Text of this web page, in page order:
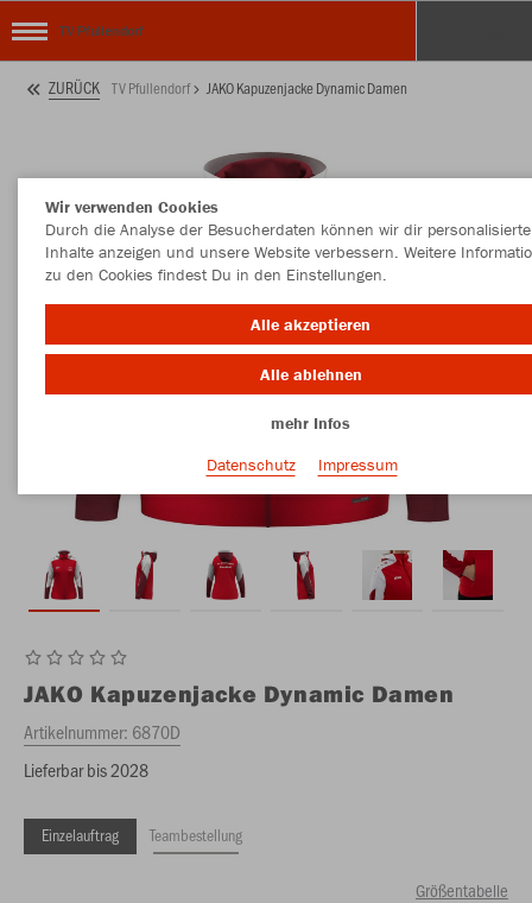
TV Pfullendorf
ZURÜCK TV Pfullendorf JAKO Kapuzenjacke Dynamic Damen
JAKO Kapuzenjacke Dynamic Damen
Artikelnummer: 6870D
Lieferbar bis 2028
Einzelauftrag Teambestellung
Größentabelle
Wir verwenden Cookies
Durch die Analyse der Besucherdaten können wir dir personalisierte
Inhalte anzeigen und unsere Website verbessern. Weitere
zu den Cookies findest Du in den Einstellungen.
Alle akzeptieren
Alle ablehnen
mehr Infos
Datenschutz
Impressum